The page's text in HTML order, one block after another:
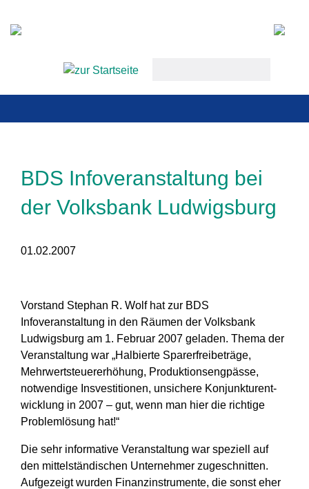
BDS Infoveranstaltung bei
der Volksbank Ludwigsburg
01.02.2007
Vorstand Stephan R. Wolf hat zur BDS
Infoveranstaltung in den Räumen der Volksbank
Ludwigsburg am 1. Februar 2007 geladen. Thema der
Veranstaltung war „Halbierte Sparer­freibeträge,
Mehrwert­steuer­erhöhung, Produktions­eng­pässe,
notwendige Insves­ti­tionen, unsichere Konjunktur­ent­
wicklung in 2007 – gut, wenn man hier die rich­tige
Problem­lösung hat!“
Die sehr informative Veranstaltung war speziell auf
den mittel­ständischen Unter­nehmer zugeschnitten.
Aufgezeigt wurden Finanz­instru­mente, die sonst eher
Termine